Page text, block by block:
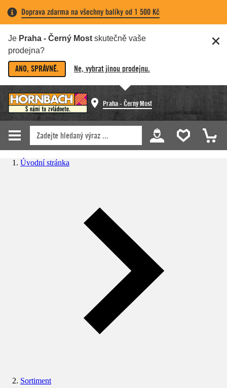
Doprava zdarma na všechny balíky od 1 500 Kč
Je Praha - Černý Most skutečně vaše
prodejna?
ANO, SPRÁVNĚ. Ne, vybrat jinou prodejnu.
Praha - Černý Most
Úvodní stránka
Sortiment